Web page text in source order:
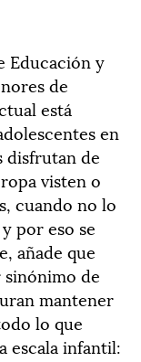
Educación y
de
está
en
disfrutan de
visten o
cuando no lo
por eso se
añade que
sinónimo de
mantener
lo que
escala infantil: